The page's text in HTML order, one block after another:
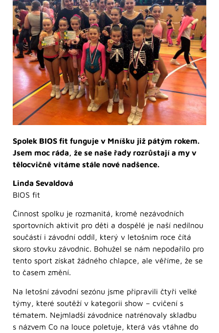
Spolek BIOS fit funguje v Mníšku již pátým rokem.
Jsem moc ráda, že se naše řady rozrůstají a my v
tělocvičně vítáme stále nové nadšence.
Linda Sevaldová
BIOS fit
Činnost spolku je rozmanitá, kromě nezávodních
sportovních aktivit pro děti a dospělé je naší nedílnou
součástí i závodní oddíl, který v letošním roce čítá
skoro stovku závodnic. Bohužel se nám nepodařilo pro
tento sport získat žádného chlapce, ale věříme, že se
to časem změní.
Na letošní závodní sezónu jsme připravili čtyři velké
týmy, které soutěží v kategorii show – cvičení s
tématem. Nejmladší závodnice natrénovaly skladbu
s názvem Co na louce poletuje, která vás vtáhne do